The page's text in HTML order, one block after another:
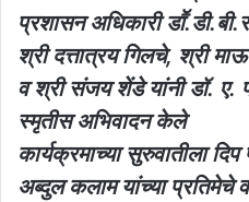
प्रशासन अधिकारी
श्री दत्तात्रय गिलचे, श्री
व श्री संजय शेंडे यांनी डॉ. ए.
स्मृतीस अभिवादन केले
कार्यक्रमाच्या सुरुवातीला
अब्दुल कलाम यांच्या प्रतिमेचे